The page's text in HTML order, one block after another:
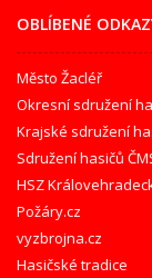
OBLÍBENÉ
Město Žacléř
Okresní sdružení
Krajské sdružení
Sdružení hasičů
HSZ
Požáry.cz
vyzbrojna.cz
Hasičské tradice